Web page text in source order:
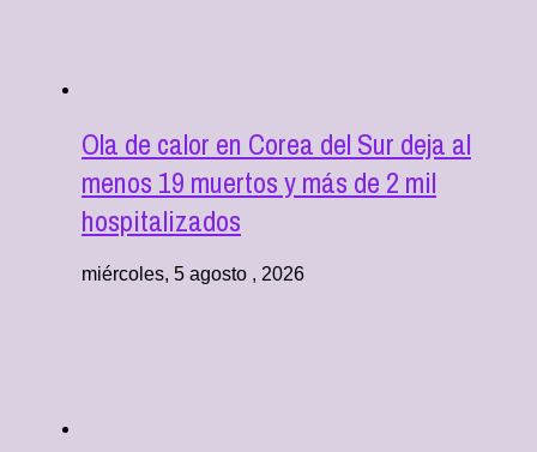
Ola de calor en Corea del Sur deja al
menos 19 muertos y más de 2 mil
hospitalizados
miércoles, 5 agosto , 2026